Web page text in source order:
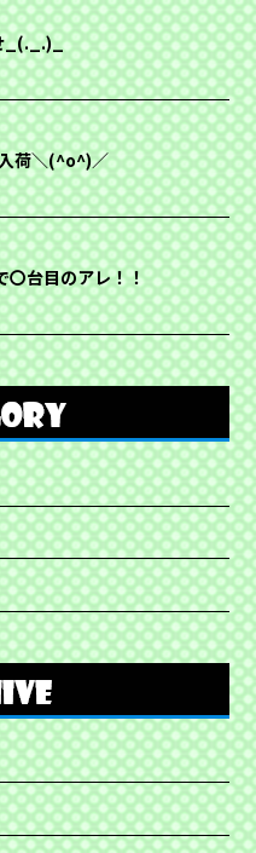
_(._.)_
荷＼(^o^)／
〇台目のアレ！！